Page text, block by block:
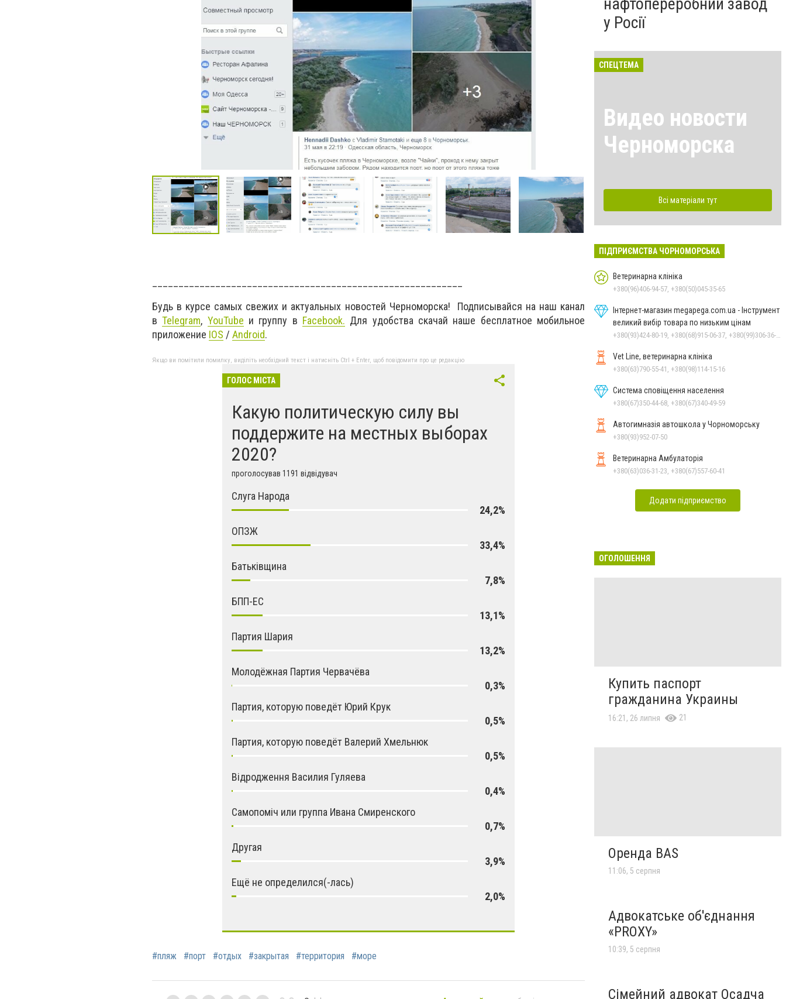
Будь в курсе самых свежих и актуальных новостей Черноморска! Подписывайся на наш канал
вTelegram, YouTube и группу в Facebook. Для удобства скачай наше бесплатное мобильное
приложение IOS / Android.
Якщо ви помітили помилку, виділіть необхідний текст і натисніть Ctrl + Enter, щоб повідомити про це редакцію
ГОЛОС МІСТА
Какую политическую силу вы
поддержите на местных выборах
2020?
проголосував 1191 відвідувач
Слуга Народа
24,2%
ОПЗЖ
33,4%
Батьківщина
7,8%
БПП-ЕС
13,1%
Партия Шария
13,2%
Молодёжная Партия Червачёва
0,3%
Партия, которую поведёт Юрий Крук
0,5%
Партия, которую поведёт Валерий Хмельнюк
0,5%
Відродження Василия Гуляева
0,4%
Самопоміч или группа Ивана Смиренского
0,7%
Другая
3,9%
Ещё не определился(-лась)
2,0%
#пляж #порт #отдых #закрытая #территория #море
у Росії
СПЕЦТЕМА
Видео новости
Черноморска
Всі матеріали тут
ПІДПРИЄМСТВА ЧОРНОМОРСЬКА
Ветеринарна клініка
+380(96)406-94-57, +380(50)045-35-65
Інтернет-магазин megapega.com.ua - Інструмент
великий вибір товара по низьким цінам
Vet Line, ветеринарна клініка
+380(63)790-55-41, +380(98)114-15-16
Система сповіщення населення
+380(67)350-44-68, +380(67)340-49-59
Автогимназія автошкола у Чорноморську
+380(93)952-07-50
Ветеринарна Амбулаторія
+380(63)036-31-23, +380(67)557-60-41
Додати підприємство
ОГОЛОШЕННЯ
Купить паспорт
гражданина Украины
16:21, 26 липня 21
Оренда BAS
11:06, 5 серпня
Адвокатське об'єднання
«PROXY»
10:39, 5 серпня
Сімейний адвокат Осадча